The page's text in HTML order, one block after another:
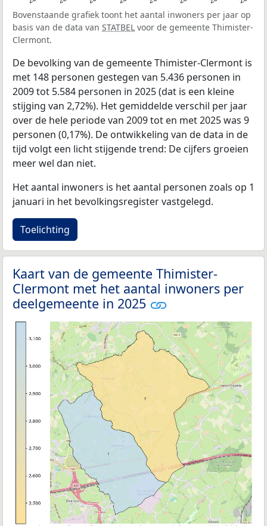
Bovenstaande grafiek toont het aantal inwoners per jaar op
basis van de data van STATBEL voor de gemeente Thimister-
Clermont.
De bevolking van de gemeente Thimister-Clermont is
met 148 personen gestegen van 5.436 personen in
2009 tot 5.584 personen in 2025 (dat is een kleine
stijging van 2,72%). Het gemiddelde verschil per jaar
over de hele periode van 2009 tot en met 2025 was 9
personen (0,17%). De ontwikkeling van de data in de
tijd volgt een licht stijgende trend: De cijfers groeien
meer wel dan niet.
Het aantal inwoners is het aantal personen zoals op 1
januari in het bevolkingsregister vastgelegd.
Toelichting
Kaart van de gemeente Thimister-
Clermont met het aantal inwoners per
deelgemeente in 2025